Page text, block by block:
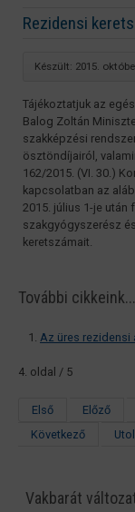
Rezidensi
Készült: 2015.
Tájékoztatjuk az
Balog Zoltán
szakképzési
ösztöndíjairól,
162/2015. (VI. 30.)
kapcsolatban az
2015. július 1-je után
szakgyógyszerész
keretszámait.
További cikkeink...
Az üres rezidensi
4. oldal / 5
Első Előző
Következő
Vakbarát